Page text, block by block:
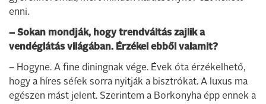
enni.
– Sokan mondják, hogy trendváltás zajlik a
vendéglátás világában. Érzékel ebből valamit?
– Hogyne. A fine diningnak vége. Évek óta érzékelhető,
hogy a híres séfek sorra nyitják a bisztrókat. A luxus ma
egészen mást jelent. Szerintem a Borkonyha épp ennek a